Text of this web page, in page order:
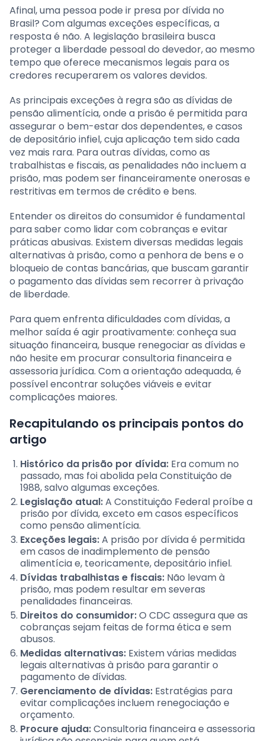
Afinal, uma pessoa pode ir presa por dívida no
Brasil? Com algumas exceções específicas, a
resposta é não. A legislação brasileira busca
proteger a liberdade pessoal do devedor, ao mesmo
tempo que oferece mecanismos legais para os
credores recuperarem os valores devidos.
As principais exceções à regra são as dívidas de
pensão alimentícia, onde a prisão é permitida para
assegurar o bem-estar dos dependentes, e casos
de depositário infiel, cuja aplicação tem sido cada
vez mais rara. Para outras dívidas, como as
trabalhistas e fiscais, as penalidades não incluem a
prisão, mas podem ser financeiramente onerosas e
restritivas em termos de crédito e bens.
Entender os direitos do consumidor é fundamental
para saber como lidar com cobranças e evitar
práticas abusivas. Existem diversas medidas legais
alternativas à prisão, como a penhora de bens e o
bloqueio de contas bancárias, que buscam garantir
o pagamento das dívidas sem recorrer à privação
de liberdade.
Para quem enfrenta dificuldades com dívidas, a
melhor saída é agir proativamente: conheça sua
situação financeira, busque renegociar as dívidas e
não hesite em procurar consultoria financeira e
assessoria jurídica. Com a orientação adequada, é
possível encontrar soluções viáveis e evitar
complicações maiores.
Recapitulando os principais pontos do
artigo
Histórico da prisão por dívida: Era comum no
passado, mas foi abolida pela Constituição de
1988, salvo algumas exceções.
Legislação atual:A Constituição Federal proíbe a
prisão por dívida, exceto em casos específicos
como pensão alimentícia.
Exceções legais:A prisão por dívida é permitida
em casos de inadimplemento de pensão
alimentícia e, teoricamente, depositário infiel.
Dívidas trabalhistas e fiscais: Não levam à
prisão, mas podem resultar em severas
penalidades financeiras.
Direitos do consumidor:O CDC assegura que as
cobranças sejam feitas de forma ética e sem
abusos.
Medidas alternativas: Existem várias medidas
legais alternativas à prisão para garantir o
pagamento de dívidas.
Gerenciamento de dívidas: Estratégias para
evitar complicações incluem renegociação e
orçamento.
Procure ajuda:Consultoria financeira e assessoria